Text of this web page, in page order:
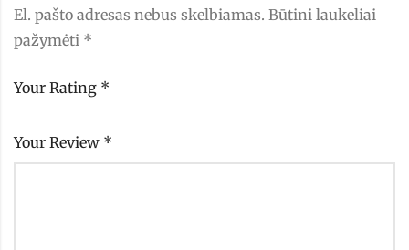
El. pašto adresas nebus skelbiamas. Būtini laukeliai
pažymėti *
Your Rating *
Your Review *